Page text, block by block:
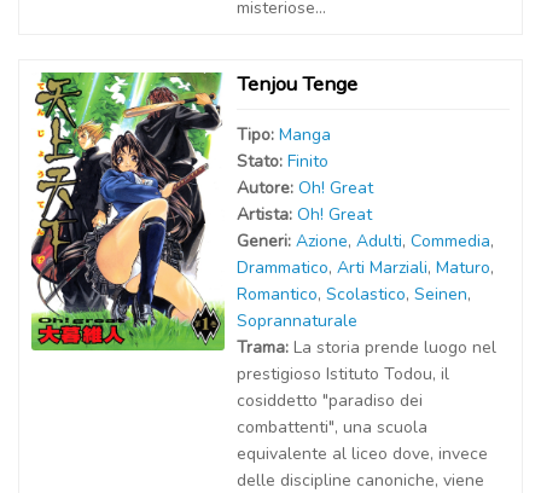
misteriose...
Tenjou Tenge
Tipo: Manga
Stato: Finito
Autore: Oh! Great
Artista: Oh! Great
Generi: Azione, Adulti, Commedia,
Drammatico, Arti Marziali, Maturo,
Romantico, Scolastico, Seinen,
Soprannaturale
Trama: La storia prende luogo nel
prestigioso Istituto Todou, il
cosiddetto "paradiso dei
combattenti", una scuola
equivalente al liceo dove, invece
delle discipline canoniche, viene